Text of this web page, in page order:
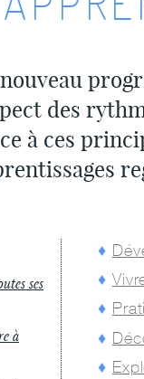
des
à ces
ses
à